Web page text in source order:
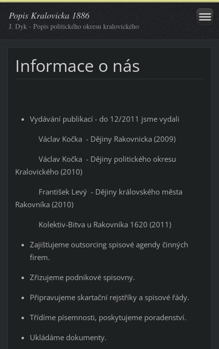
Popis Kralovicka 1886
J. Dyk - Popis politického okresu kralovického
Informace o nás
Vydávání publikací - do 12/2011 jsme vydali
Václav Kočka - Dějiny Rakovnicka (2009)
Václav Kočka - Dějiny politického okresu
Kralovického (2010)
František Levý - Dějiny královského města
Rakovníka (2010)
Kolektiv-Bitva u Rakovníka 1620 (2011)
Zajišťujeme outsorcing spisové agendy činných
firem.
Zřizujeme podnikové spisovny.
Připravujeme skartační rejstříky a spisové řády.
Třídíme písemnosti, poskytujeme poradenství.
Ukládáme dokumenty.